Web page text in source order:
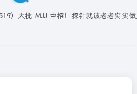
）大批 MJJ 中招！探针就该老老实实